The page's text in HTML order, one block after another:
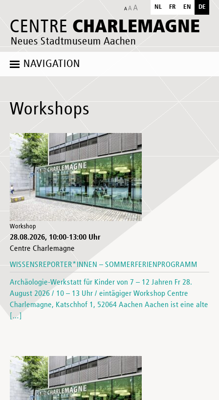
CENTRE CHARLEMAGNE
Neues Stadtmuseum Aachen
NL FR EN DE
NAVIGATION
Workshops
Workshop
28.08.2026, 10:00-13:00 Uhr
Centre Charlemagne
WISSENSREPORTER*INNEN – SOMMERFERIENPROGRAMM
Archäologie-Werkstatt für Kinder von 7 – 12 Jahren Fr 28.
August 2026 / 10 – 13 Uhr / eintägiger Workshop Centre
Charlemagne, Katschhof 1, 52064 Aachen Aachen ist eine alte
[…]